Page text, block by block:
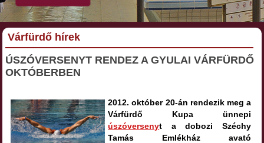
Várfürdő hírek
ÚSZÓVERSENYT RENDEZ A GYULAI VÁRFÜRDŐ
OKTÓBERBEN
2012. október 20-án rendezik meg a
Várfürdő Kupa ünnepi
úszóversenyt a dobozi Széchy
Tamás Emlékház avató